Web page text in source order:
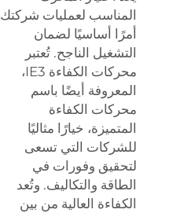
المناسب لعمليات شركتك
أمرًا أساسيًا لضمان
التشغيل الناجح. تُعتبر
محركات الكفاءة IE3،
المعروفة أيضًا باسم
محركات الكفاءة
المتميزة، خيارًا مثاليًا
للشركات التي تسعى
لتحقيق وفورات في
الطاقة والتكاليف. وتُعد
الكفاءة العالية من بين